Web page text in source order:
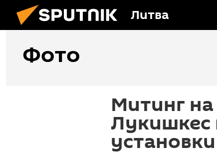
Литва
Фото
Митинг
Лукишкес